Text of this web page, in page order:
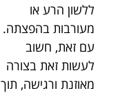
ללשון הרע או
מעורבות בהפצתה.
עם זאת, חשוב
לעשות זאת בצורה
מאוזנת ורגישה, תוך